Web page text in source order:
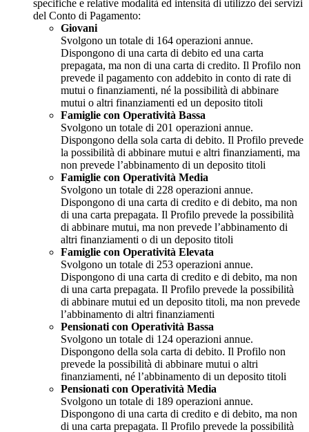
specifiche e relative modalità ed intensità di utilizzo dei servizi
del Conto di Pagamento:
Giovani
Svolgono un totale di 164 operazioni annue.
Dispongono di una carta di debito ed una carta
prepagata, ma non di una carta di credito. Il Profilo non
prevede il pagamento con addebito in conto di rate di
mutui o finanziamenti, né la possibilità di abbinare
mutui o altri finanziamenti ed un deposito titoli
Famiglie con Operatività Bassa
Svolgono un totale di 201 operazioni annue.
Dispongono della sola carta di debito. Il Profilo prevede
la possibilità di abbinare mutui e altri finanziamenti, ma
non prevede l’abbinamento di un deposito titoli
Famiglie con Operatività Media
Svolgono un totale di 228 operazioni annue.
Dispongono di una carta di credito e di debito, ma non
di una carta prepagata. Il Profilo prevede la possibilità
di abbinare mutui, ma non prevede l’abbinamento di
altri finanziamenti o di un deposito titoli
Famiglie con Operatività Elevata
Svolgono un totale di 253 operazioni annue.
Dispongono di una carta di credito e di debito, ma non
di una carta prepagata. Il Profilo prevede la possibilità
di abbinare mutui ed un deposito titoli, ma non prevede
l’abbinamento di altri finanziamenti
Pensionati con Operatività Bassa
Svolgono un totale di 124 operazioni annue.
Dispongono della sola carta di debito. Il Profilo non
prevede la possibilità di abbinare mutui o altri
finanziamenti, né l’abbinamento di un deposito titoli
Pensionati con Operatività Media
Svolgono un totale di 189 operazioni annue.
Dispongono di una carta di credito e di debito, ma non
di una carta prepagata. Il Profilo prevede la possibilità